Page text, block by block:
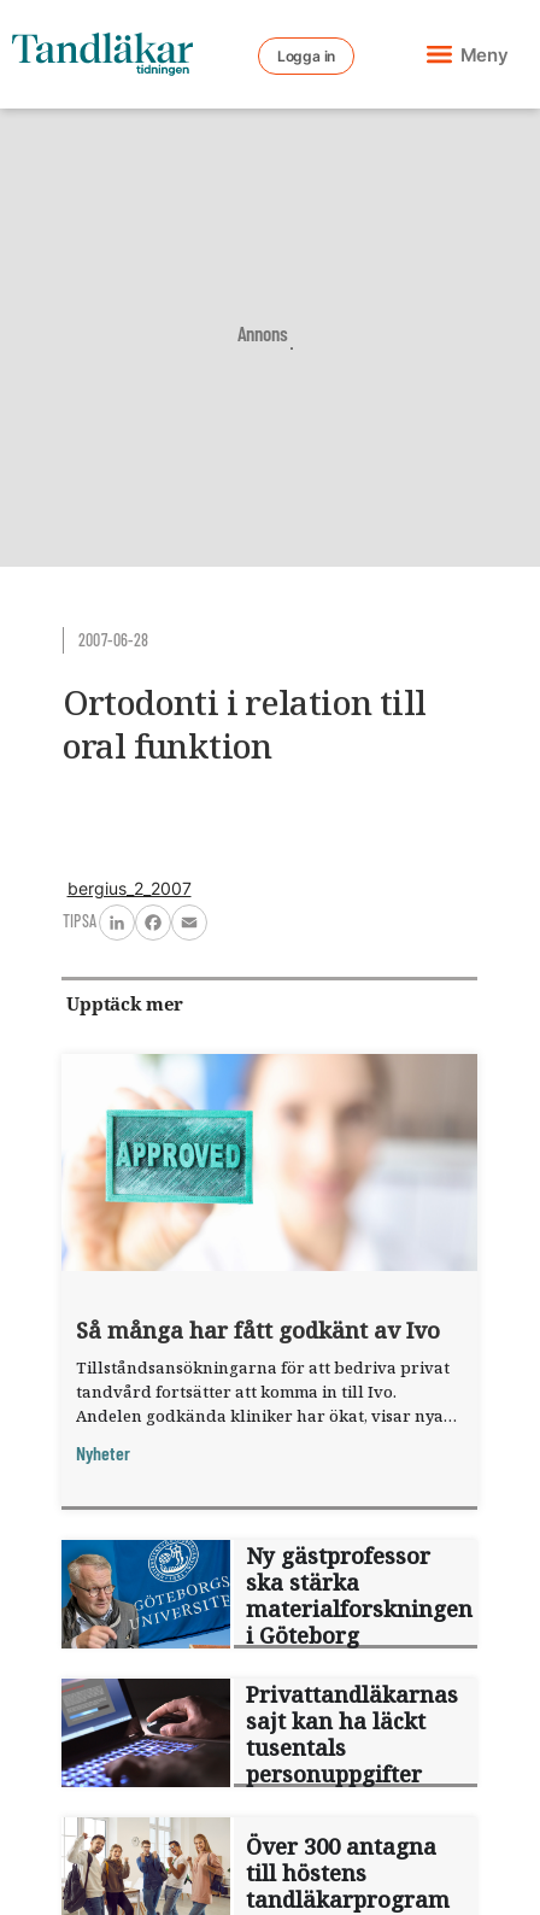
Logga in Meny
Annons
2007-06-28
Ortodonti i relation till
oral funktion
bergius_2_2007
TIPSA
LinkedInFacebook
Email
Upptäck mer
Så många har fått godkänt av Ivo
Tillståndsansökningarna för att bedriva privat
tandvård fortsätter att komma in till Ivo.
Andelen godkända kliniker har ökat, visar nya
Nyheter
Ny gästprofessor
ska stärka
materialforskningen
i Göteborg
Privattandläkarnas
sajt kan ha läckt
tusentals
personuppgifter
Över 300 antagna
till höstens
tandläkarprogram